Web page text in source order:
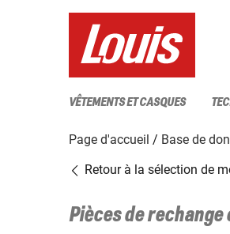
VÊTEMENTS ET CASQUES
Page d'accueil Base de
Retour à la sélection de
Pièces de